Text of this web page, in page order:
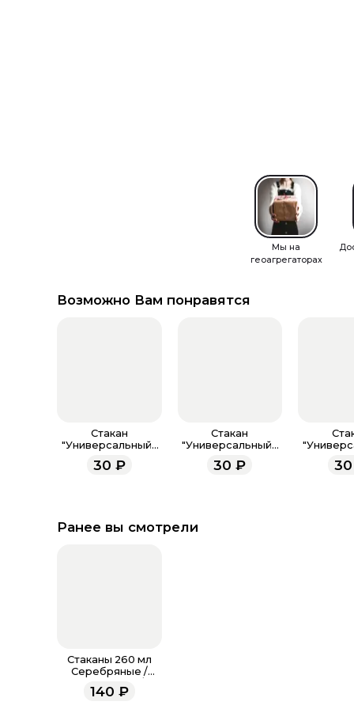
Мы на
геоагрегаторах
Возможно Вам понравятся
Стакан
"Универсальный",
шт
30 ₽
Стакан
"Универсальный",
30 ₽ 30
Ранее вы смотрели
Стаканы 260 мл
Серебряные /
набор 6 шт. /
140 ₽